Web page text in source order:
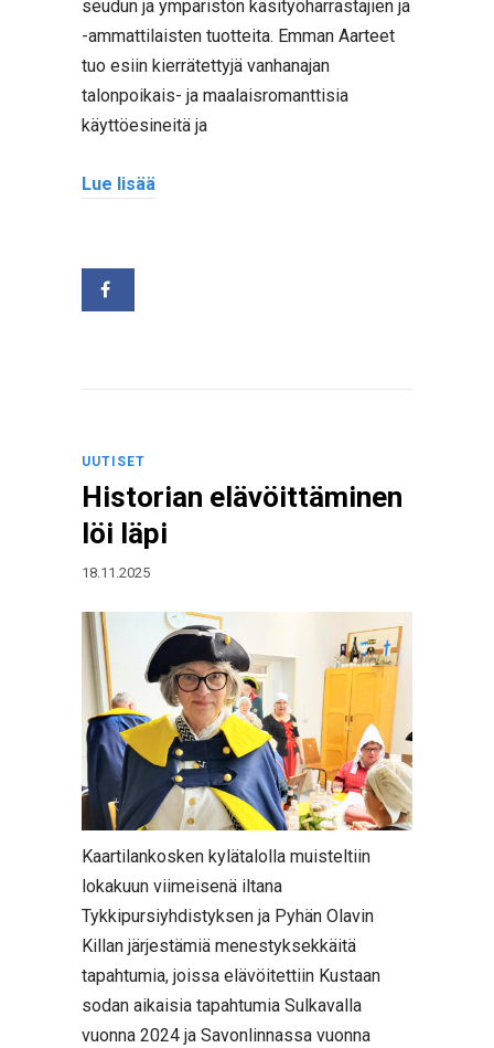
seudun ja ympäristön käsityöharrastajien ja
-ammattilaisten tuotteita. Emman Aarteet
tuo esiin kierrätettyjä vanhanajan
talonpoikais- ja maalaisromanttisia
käyttöesineitä ja
Lue lisää
UUTISET
Historian elävöittäminen
löi läpi
18.11.2025
Kaartilankosken kylätalolla muisteltiin
lokakuun viimeisenä iltana
Tykkipursiyhdistyksen ja Pyhän Olavin
Killan järjestämiä menestyksekkäitä
tapahtumia, joissa elävöitettiin Kustaan
sodan aikaisia tapahtumia Sulkavalla
vuonna 2024 ja Savonlinnassa vuonna